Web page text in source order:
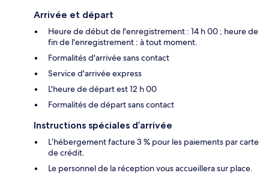
Arrivée et départ
Heure de début de l'enregistrement : 14 h 00 ; heure de
fin de l'enregistrement : à tout moment.
Formalités d'arrivée sans contact
Service d'arrivée express
L'heure de départ est 12 h 00
Formalités de départ sans contact
Instructions spéciales d’arrivée
L’hébergement facture 3 % pour les paiements par carte
de crédit.
Le personnel de la réception vous accueillera sur place.